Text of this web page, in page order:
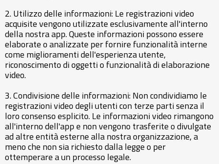
2. Utilizzo delle informazioni: Le registrazioni video
acquisite vengono utilizzate esclusivamente all'interno
della nostra app. Queste informazioni possono essere
elaborate o analizzate per fornire funzionalità interne
come miglioramenti dell'esperienza utente,
riconoscimento di oggetti o funzionalità di elaborazione
video.
3. Condivisione delle informazioni: Non condividiamo le
registrazioni video degli utenti con terze parti senza il
loro consenso esplicito. Le informazioni video rimangono
all'interno dell'app e non vengono trasferite o divulgate
ad altre entità esterne alla nostra organizzazione, a
meno che non sia richiesto dalla legge o per
ottemperare a un processo legale.